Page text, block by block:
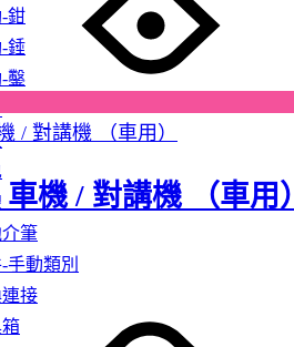
鉗
錘
鑿
筆
手動類別
接
$370.00
機 / 對講機 （車用）